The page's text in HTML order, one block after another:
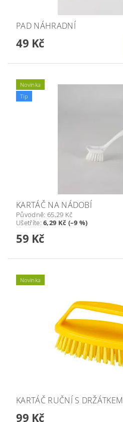
PAD NÁHRADNÍ
49 Kč
Novinka
Tip
KARTÁČ NA NÁDOBÍ
Původně: 65,29 Kč
Ušetříte:6,29 Kč (–9 %)
59 Kč
Novinka
KARTÁČ RUČNÍ S DRŽÁTKEM
99 Kč